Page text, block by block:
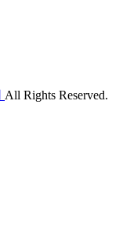
All Rights Reserved.